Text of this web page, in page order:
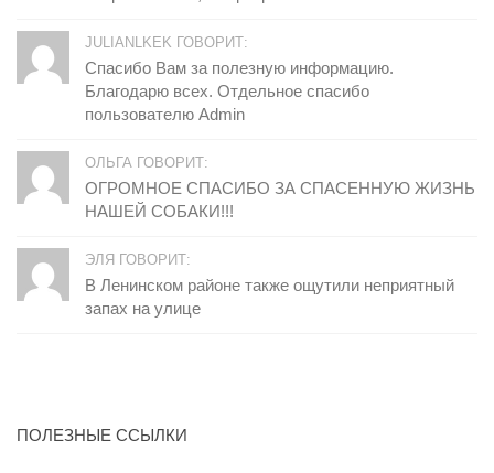
JULIANLKEK ГОВОРИТ:
Спасибо Вам за полезную информацию.
Благодарю всех. Отдельное спасибо
пользователю Admin
ОЛЬГА ГОВОРИТ:
ОГРОМНОЕ СПАСИБО ЗА СПАСЕННУЮ ЖИЗНЬ
НАШЕЙ СОБАКИ!!!
ЭЛЯ ГОВОРИТ:
В Ленинском районе также ощутили неприятный
запах на улице
ПОЛЕЗНЫЕ ССЫЛКИ